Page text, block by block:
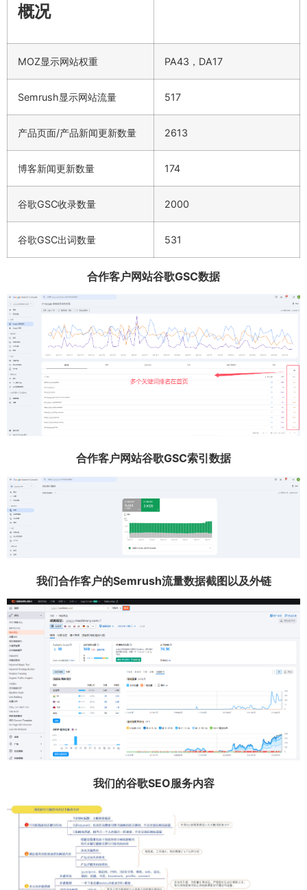
概况
MOZ显示网站权重 PA43，DA17
Semrush显示网站流量 517
产品页面/产品新闻更新数量 2613
博客新闻更新数量 174
谷歌GSC收录数量 2000
谷歌GSC出词数量 531
合作客户网站谷歌GSC数据
合作客户网站谷歌GSC索引数据
我们合作客户的Semrush流量数据截图以及外链
我们的谷歌SEO服务内容